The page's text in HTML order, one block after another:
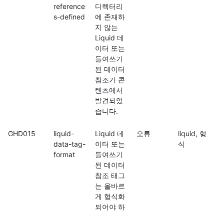
reference
s-defined
디렉터리
에 존재하
지 않는
Liquid 데
이터 또는
들여쓰기
된 데이터
참조가 콘
텐츠에서
발견되었
습니다.
GHD015
liquid-
data-tag-
format
Liquid 데
이터 또는
들여쓰기
된 데이터
참조 태그
는 올바르
게 형식화
되어야 하
오류
liquid, 형
식